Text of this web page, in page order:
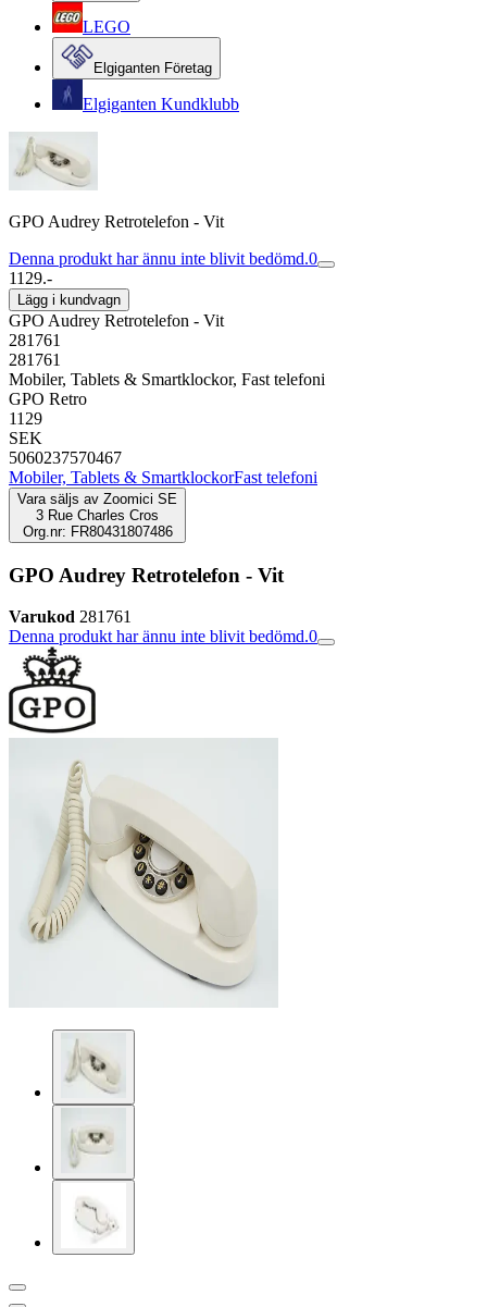
LEGO
Elgiganten Företag
Elgiganten Kundklubb
GPO Audrey Retrotelefon - Vit
Denna produkt har ännu inte blivit bedömd.0
1129.-
Lägg i kundvagn
GPO Audrey Retrotelefon - Vit
281761
281761
Mobiler, Tablets & Smartklockor, Fast telefoni
GPO Retro
1129
SEK
5060237570467
Mobiler, Tablets & SmartklockorFast telefoni
Vara säljs av Zoomici SE
3 Rue Charles Cros
Org.nr: FR80431807486
GPO Audrey Retrotelefon - Vit
Varukod 281761
Denna produkt har ännu inte blivit bedömd.0